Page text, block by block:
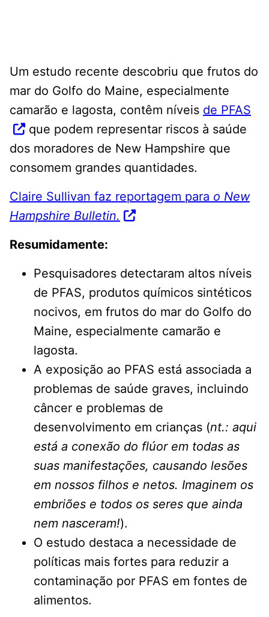
Um estudo recente descobriu que frutos do
mar do Golfo do Maine, especialmente
camarão e lagosta, contêm níveis de PFAS
que podem representar riscos à saúde
dos moradores de New Hampshire que
consomem grandes quantidades.
Claire Sullivan faz reportagem para o New
Hampshire Bulletin.
Resumidamente:
Pesquisadores detectaram altos níveis
de PFAS, produtos químicos sintéticos
nocivos, em frutos do mar do Golfo do
Maine, especialmente camarão e
lagosta.
A exposição ao PFAS está associada a
problemas de saúde graves, incluindo
câncer e problemas de
desenvolvimento em crianças (nt.: aqui
está a conexão do flúor em todas as
suas manifestações, causando lesões
em nossos filhos e netos. Imaginem os
embriões e todos os seres que ainda
nem nasceram!).
O estudo destaca a necessidade de
políticas mais fortes para reduzir a
contaminação por PFAS em fontes de
alimentos.